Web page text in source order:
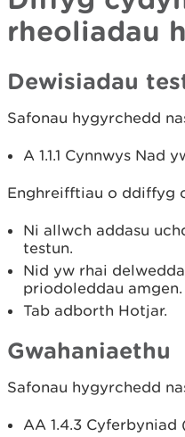
rheoliadau
Dewisiadau
Safonau hygyrchedd
A 1.1.1 Cynnwys Nad
Enghreifftiau o ddiffyg
Ni allwch addasu
testun.
Nid yw rhai
priodoleddau amgen.
Tab adborth Hotjar.
Gwahaniaethu
Safonau hygyrchedd
AA 1.4.3 Cyferbyniad